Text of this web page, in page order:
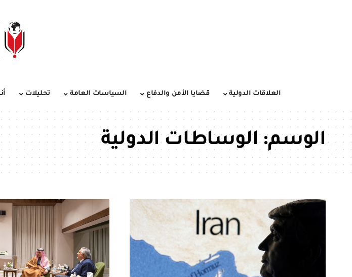
العلاقات الدولية قضايا الأمن والدفاع السياسات العامة تحليلات
الوسم:الوساطات الدولية